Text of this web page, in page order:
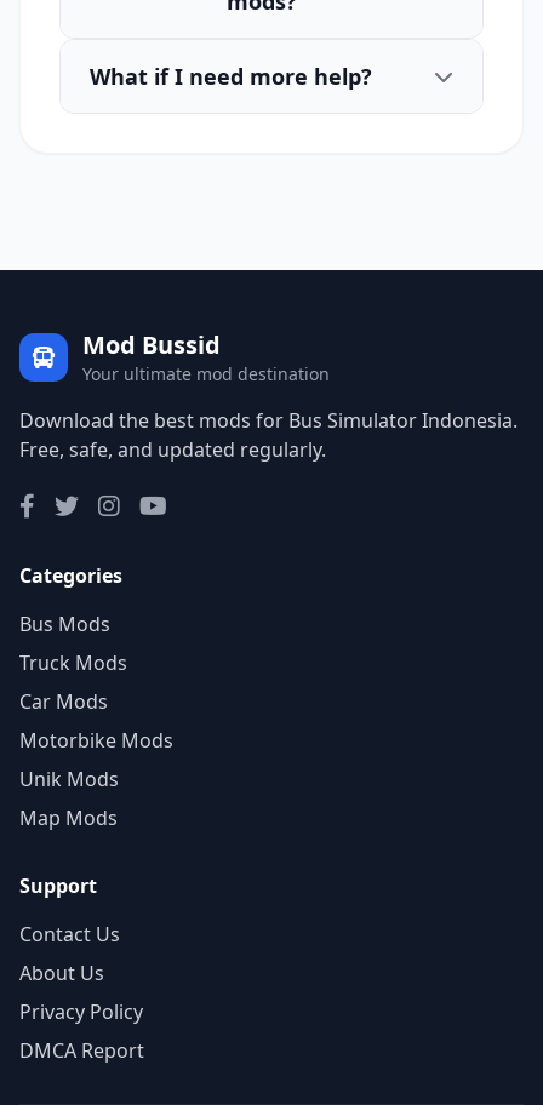
What if I need more help?
Mod Bussid
Your ultimate mod destination
Download the best mods for Bus Simulator Indonesia.
Free, safe, and updated regularly.
Categories
Bus Mods
Truck Mods
Car Mods
Motorbike Mods
Unik Mods
Map Mods
Support
Contact Us
About Us
Privacy Policy
DMCA Report